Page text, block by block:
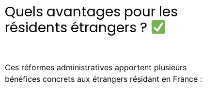
Quels avantages pour les
résidents étrangers ?
Ces réformes administratives apportent plusieurs
bénéfices concrets aux étrangers résidant en France :